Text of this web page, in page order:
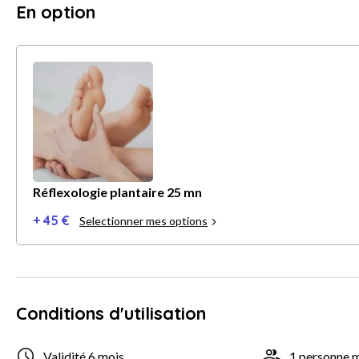
En option
Réflexologie plantaire 25 mn
+ 45 € Selectionner mes options
Conditions d'utilisation